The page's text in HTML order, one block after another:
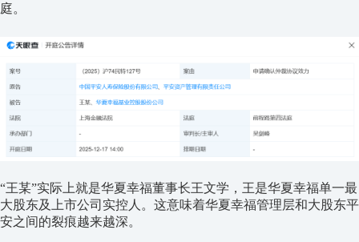
庭。
“王某”实际上就是华夏幸福董事长王文学，王是华夏幸福单一最
大股东及上市公司实控人。这意味着华夏幸福管理层和大股东平
安之间的裂痕越来越深。